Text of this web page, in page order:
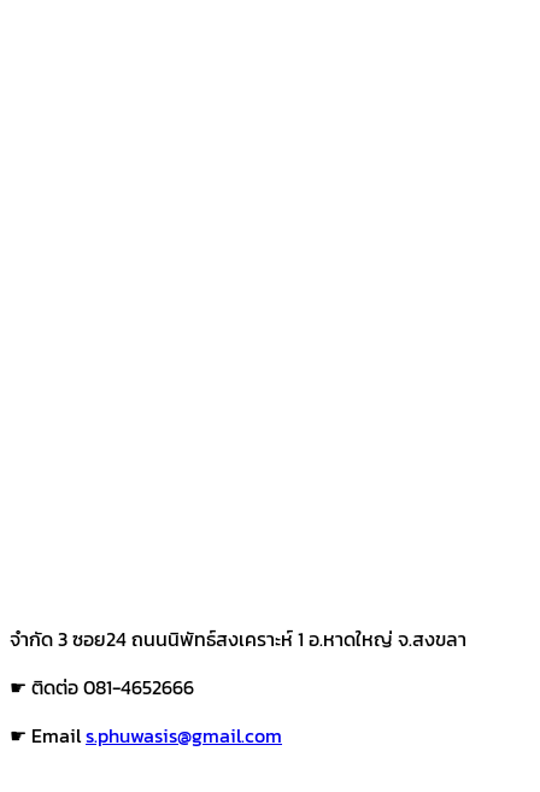
จำกัด 3 ซอย24 ถนนนิพัทธ์สงเคราะห์ 1 อ.หาดใหญ่ จ.สงขลา
☛ ติดต่อ 081-4652666
☛ Emails.phuwasis@gmail.com